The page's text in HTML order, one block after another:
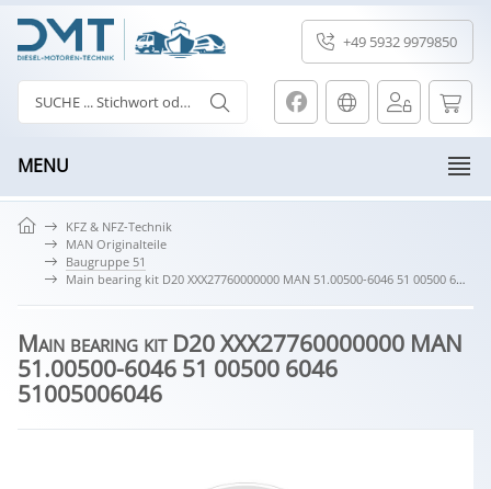
+49 5932 9979850
MENU
KFZ & NFZ-Technik
MAN Originalteile
Baugruppe 51
Main bearing kit D20 XXX27760000000 MAN 51.00500-6046 51 00500 6046 51005006046
Main bearing kit D20 XXX27760000000 MAN
51.00500-6046 51 00500 6046
51005006046